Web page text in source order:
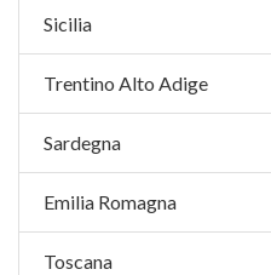
Sicilia
Trentino Alto Adige
Sardegna
Emilia Romagna
Toscana